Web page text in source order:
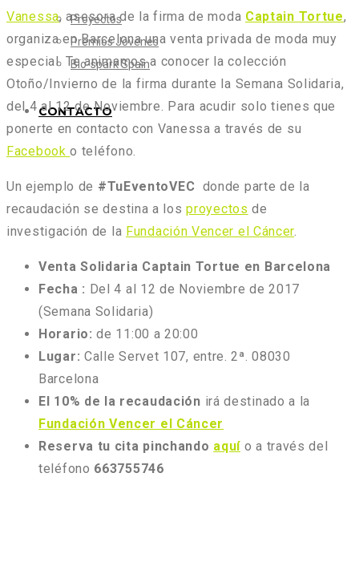
Proyectos
Premios Jóvenes
Bio-spark Spain
CONTACTO
Vanessa, asesora de la firma de moda Captain Tortue,
organiza en Barcelona una venta privada de moda muy
especial. Te animamos a conocer la colección
Otoño/Invierno de la firma durante la Semana Solidaria,
del 4 al 12 de Noviembre. Para acudir solo tienes que
ponerte en contacto con Vanessa a través de su
Facebooko teléfono.
Un ejemplo de #TuEventoVEC donde parte de la
recaudación se destina a losproyectos de
investigación de la Fundación Vencer el Cáncer.
Venta Solidaria Captain Tortue en Barcelona
Fecha : Del 4 al 12 de Noviembre de 2017
(Semana Solidaria)
Horario: de 11:00 a 20:00
Lugar: Calle Servet 107, entre. 2ª. 08030
Barcelona
El 10% de la recaudación irá destinado a la
Fundación Vencer el Cáncer
Reserva tu cita pinchando aquí o a través del
teléfono 663755746